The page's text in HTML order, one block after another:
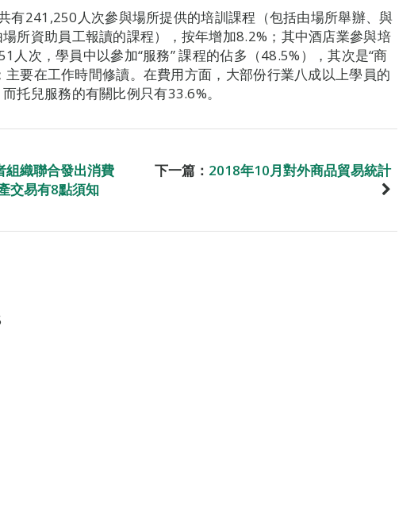
有241,250人次參與場所提供的培訓課程（包括由場所舉辦、與
所資助員工報讀的課程），按年增加8.2%；其中酒店業參與培
人次，學員中以參加“服務” 課程的佔多（48.5%），其次是“商
主要在工作時間修讀。在費用方面，大部份行業八成以上學員的
托兒服務的有關比例只有33.6%。
組織聯合發出消費
交易有8點須知
下一篇： 2018年10月對外商品貿易統計